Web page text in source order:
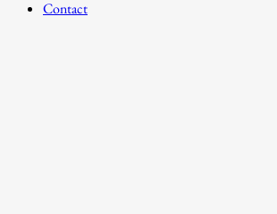
Contact